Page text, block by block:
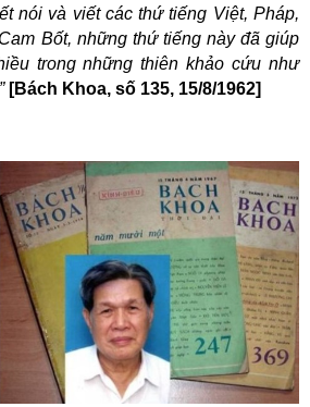
nói và viết các thứ tiếng Việt, Pháp,
Bốt, những thứ tiếng này đã giúp
trong những thiên khảo cứu như
[Bách Khoa, số 135, 15/8/1962]